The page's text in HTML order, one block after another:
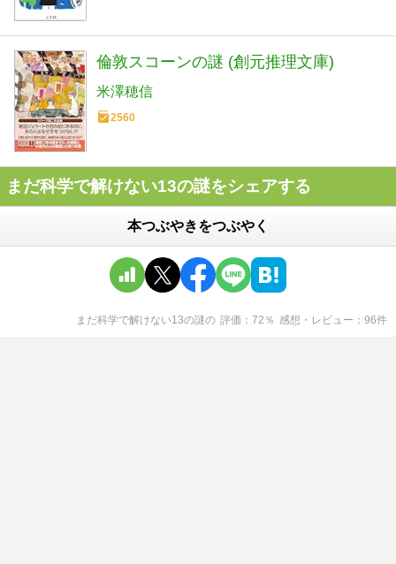
倫敦スコーンの謎 (創元推理文庫)
米澤穂信
2560
まだ科学で解けない13の謎をシェアする
本つぶやきをつぶやく
まだ科学で解けない13の謎の 評価 72 ％ 感想・レビュー 96件